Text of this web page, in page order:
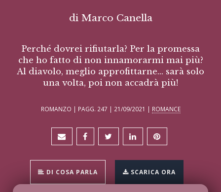
di Marco Canella
Perché dovrei rifiutarla? Per la promessa
che ho fatto di non innamorarmi mai più?
Al diavolo, meglio approfittarne… sarà solo
una volta, poi non accadrà più!
ROMANZO | PAGG. 247 | 21/09/2021 | ROMANCE
DI COSA PARLA SCARICA ORA